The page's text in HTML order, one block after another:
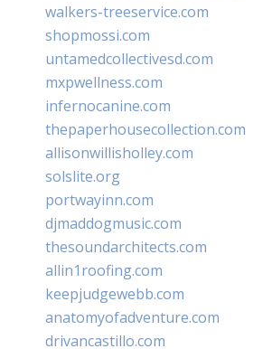
walkers-treeservice.com
shopmossi.com
untamedcollectivesd.com
mxpwellness.com
infernocanine.com
thepaperhousecollection.com
allisonwillisholley.com
solslite.org
portwayinn.com
djmaddogmusic.com
thesoundarchitects.com
allin1roofing.com
keepjudgewebb.com
anatomyofadventure.com
drivancastillo.com